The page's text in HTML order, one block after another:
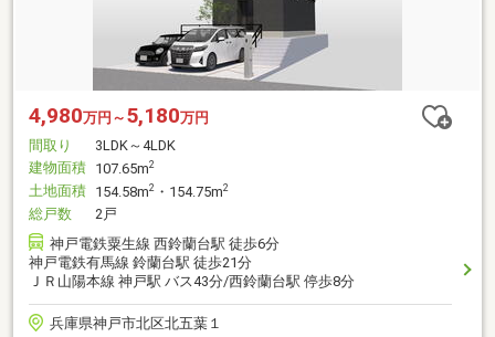
4,980万円～ 5,180万円
間取り
3LDK～4LDK
建物面積 107.65m2
土地面積 154.58m2 ・154.75m2
総戸数
2戸
神戸電鉄粟生線 西鈴蘭台駅 徒歩6分
神戸電鉄有馬線 鈴蘭台駅 徒歩21分
ＪＲ山陽本線 神戸駅 バス43分/西鈴蘭台駅 停歩8分
兵庫県神戸市北区北五葉１